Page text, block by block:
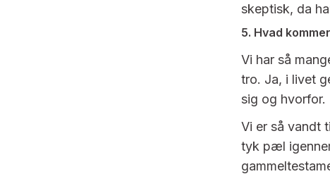
skeptisk, da
5. Hvad
Vi har så
tro. Ja, i livet
sig og hvorfor.
Vi er så vandt
tyk pæl